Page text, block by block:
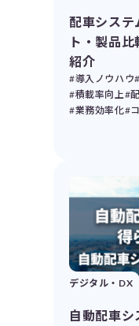
配車システ
ト・製品
紹介
#導入ノウハウ
#積載率向上#
#業務効率化#
デジタル・DX
自動配車